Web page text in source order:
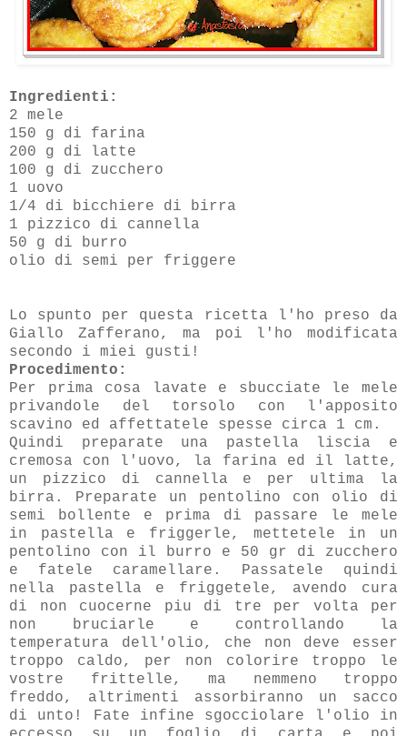
Ingredienti:
2 mele
150 g di farina
200 g di latte
100 g di zucchero
1 uovo
1/4 di bicchiere di birra
1 pizzico di cannella
50 g di burro
olio di semi per friggere
Lo spunto per questa ricetta l'ho preso da
Giallo Zafferano, ma poi l'ho modificata
secondo i miei gusti!
Procedimento:
Per prima cosa lavate e sbucciate le mele
privandole del torsolo con l'apposito
scavino ed affettatele spesse circa 1 cm.
Quindi preparate una pastella liscia e
cremosa con l'uovo, la farina ed il latte,
un pizzico di cannella e per ultima la
birra. Preparate un pentolino con olio di
semi bollente e prima di passare le mele
in pastella e friggerle, mettetele in un
pentolino con il burro e 50 gr di zucchero
e fatele caramellare. Passatele quindi
nella pastella e friggetele, avendo cura
di non cuocerne piu di tre per volta per
non bruciarle e controllando la
temperatura dell'olio, che non deve esser
troppo caldo, per non colorire troppo le
vostre frittelle, ma nemmeno troppo
freddo, altrimenti assorbiranno un sacco
di unto! Fate infine sgocciolare l'olio in